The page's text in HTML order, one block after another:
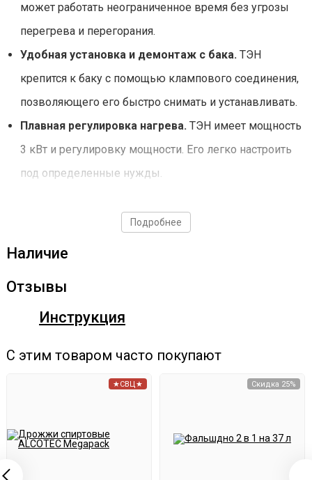
может работать неограниченное время без угрозы
перегрева и перегорания.
Удобная установка и демонтаж с бака. ТЭН
крепится к баку с помощью клампового соединения,
позволяющего его быстро снимать и устанавливать.
Плавная регулировка нагрева. ТЭН имеет мощность
3 кВт и регулировку мощности. Его легко настроить
под определенные нужды.
только на кухне. Удобен в транспортировке.
Она прочна, долговечна и не подвергается коррозии.
Высокий КПД.Потери при нагреве практически
индукционной плите с такой же мощностью.
Габаритные размеры — 351*102*110 мм
Подробнее
Наличие
Отзывы
Инструкция
С этим товаром часто покупают
★СВЦ★ Скидка 25%